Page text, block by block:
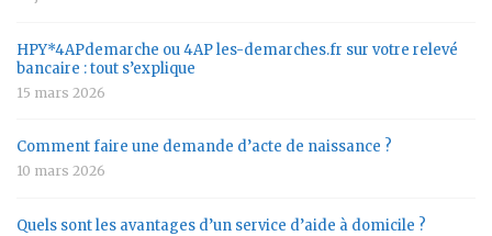
HPY*4APdemarche ou 4AP les-demarches.fr sur votre relevé
bancaire : tout s’explique
15 mars 2026
Comment faire une demande d’acte de naissance ?
10 mars 2026
Quels sont les avantages d’un service d’aide à domicile ?